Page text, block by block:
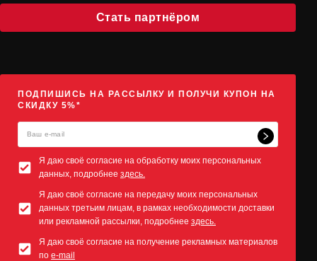
Стать партнёром
ПОДПИШИСЬ НА РАССЫЛКУ И ПОЛУЧИ КУПОН НА
СКИДКУ 5%*
Я даю своё согласие на обработку моих персональных
данных, подробнее здесь.
Я даю своё согласие на передачу моих персональных
данных третьим лицам, в рамках необходимости доставки
или рекламной рассылки, подробнее здесь.
Я даю своё согласие на получение рекламных материалов
по e-mail